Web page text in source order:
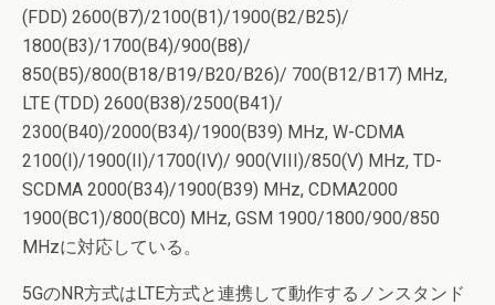
(FDD) 2600(B7)/2100(B1)/1900(B2/B25)/
1800(B3)/1700(B4)/900(B8)/
850(B5)/800(B18/B19/B20/B26)/ 700(B12/B17) MHz,
LTE (TDD) 2600(B38)/2500(B41)/
2300(B40)/2000(B34)/1900(B39) MHz, W-CDMA
2100(I)/1900(II)/1700(IV)/ 900(VIII)/850(V) MHz, TD-
SCDMA 2000(B34)/1900(B39) MHz, CDMA2000
1900(BC1)/800(BC0) MHz, GSM 1900/1800/900/850
MHzに対応している。
5GのNR方式はLTE方式と連携して動作するノンスタンド